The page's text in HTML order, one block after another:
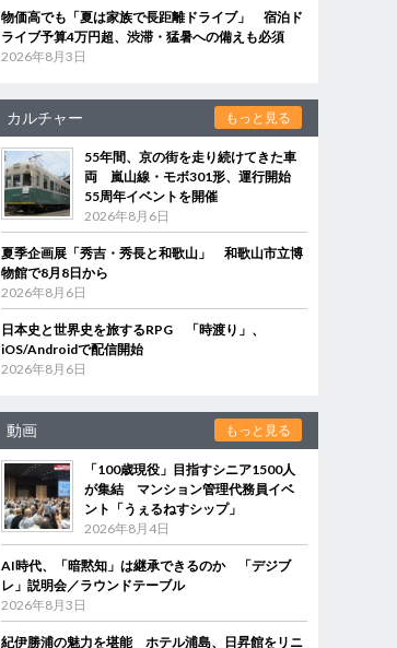
物価高でも「夏は家族で長距離ドライブ」 宿泊ド
ライブ予算4万円超、渋滞・猛暑への備えも必須
2026年8月3日
カルチャー もっと見る
55年間、京の街を走り続けてきた車
両 嵐山線・モボ301形、運行開始
55周年イベントを開催
2026年8月6日
夏季企画展「秀吉・秀長と和歌山」 和歌山市立博
物館で8月8日から
2026年8月6日
日本史と世界史を旅するRPG 「時渡り」、
iOS/Androidで配信開始
2026年8月6日
動画 もっと見る
「100歳現役」目指すシニア1500人
が集結 マンション管理代務員イベ
ント「うぇるねすシップ」
2026年8月4日
AI時代、「暗黙知」は継承できるのか 「デジブ
レ」説明会／ラウンドテーブル
2026年8月3日
紀伊勝浦の魅力を堪能 ホテル浦島、日昇館をリニ